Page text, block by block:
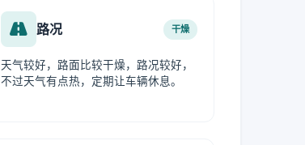
路况 干燥
天气较好，路面比较干燥，路况较好，
不过天气有点热，定期让车辆休息。